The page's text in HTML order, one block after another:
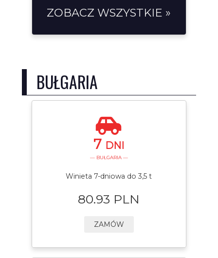
ZOBACZ WSZYSTKIE »
BUŁGARIA
7 DNI
— BUŁGARIA —
Winieta 7-dniowa do 3,5 t
80.93 PLN
ZAMÓW